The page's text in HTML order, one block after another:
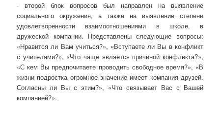
- второй блок вопросов был направлен на выявление
социального окружения, а также на выявление степени
удовлетворенности взаимоотношениями в школе, в
дружеской компании. Представлены следующие вопросы:
«Нравится ли Вам учиться?», «Вступаете ли Вы в конфликт
с учителями?», «Что чаще является причиной конфликта?»,
«С кем Вы предпочитаете проводить свободное время?», «В
жизни подростка огромное значение имеет компания друзей.
Согласны ли Вы с этим?», «Что связывает Вас с Вашей
компанией?».